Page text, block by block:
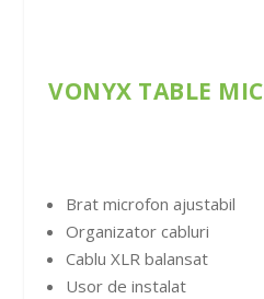
VONYX TABLE
Brat microfon ajustabil
Organizator cabluri
Cablu XLR balansat
Usor de instalat